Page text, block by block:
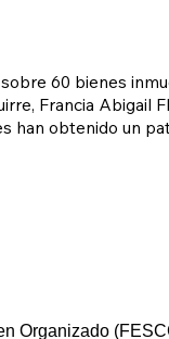
60 bienes
Francia Abigail
han obtenido un
Organizado